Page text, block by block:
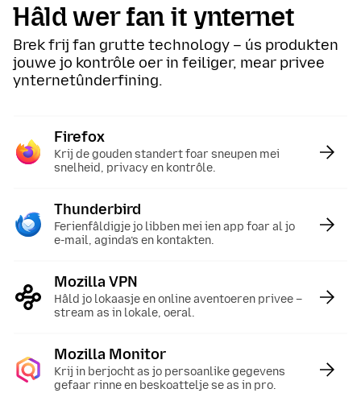
Hâld wer fan it ynternet
Brek frij fan grutte technology – ús produkten
jouwe jo kontrôle oer in feiliger, mear privee
ynternetûnderfining.
Firefox
Krij de gouden standert foar sneupen mei
snelheid, privacy en kontrôle.
Thunderbird
Ferienfâldigje jo libben mei ien app foar al jo
e-mail, aginda’s en kontakten.
Mozilla VPN
Hâld jo lokaasje en online aventoeren privee –
stream as in lokale, oeral.
Mozilla Monitor
Krij in berjocht as jo persoanlike gegevens
gefaar rinne en beskoattelje se as in pro.